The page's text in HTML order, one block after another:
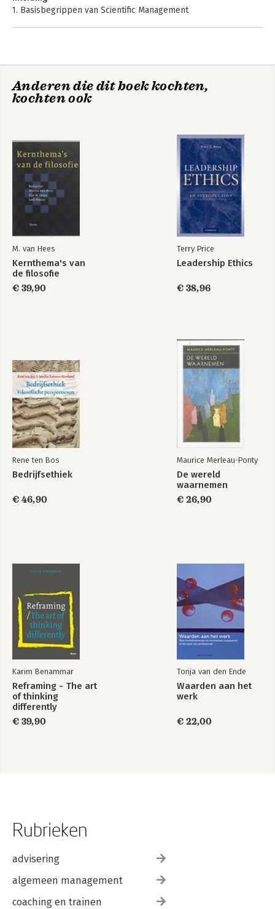
The Principles of
Scientific
vertaling
Bekijk alle boeken
1. Basisbegrippen van Scientific Management
Anderen die dit boek kochten,
kochten ook
M. van Hees
Kernthema's van
de filosofie
€ 39,90
Terry Price
Leadership Ethics
€ 38,96
Rene ten Bos
Bedrijfsethiek
€ 46,90
Maurice Merleau-Ponty
De wereld
waarnemen
€ 26,90
Karim Benammar
Reframing - The art
of thinking
differently
€ 39,90
Tonja van den Ende
Waarden aan het
werk
€ 22,00
Rubrieken
advisering
algemeen management
coaching en trainen